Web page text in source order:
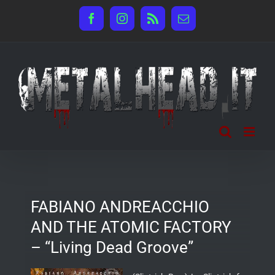
FacebookInstagram
Rss Email
FABIANO ANDREACCHIO
AND THE ATOMIC FACTORY
– “Living Dead Groove”